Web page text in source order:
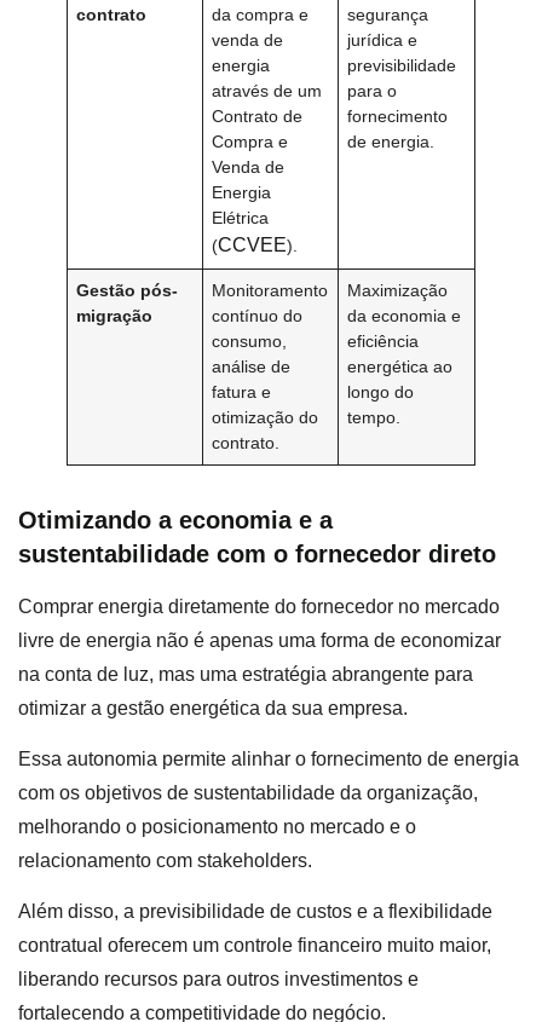
contrato
da compra e
venda de
energia
através de um
Contrato de
Compra e
Venda de
Energia
Elétrica
(CCVEE).
segurança
jurídica e
previsibilidade
para o
fornecimento
de energia.
Gestão pós-
migração
Monitoramento
contínuo do
consumo,
análise de
fatura e
otimização do
contrato.
Maximização
da economia e
eficiência
energética ao
longo do
tempo.
Otimizando a economia e a
sustentabilidade com o fornecedor direto
Comprar energia diretamente do fornecedor no mercado
livre de energia não é apenas uma forma de economizar
na conta de luz, mas uma estratégia abrangente para
otimizar a gestão energética da sua empresa.
Essa autonomia permite alinhar o fornecimento de energia
com os objetivos de sustentabilidade da organização,
melhorando o posicionamento no mercado e o
relacionamento com stakeholders.
Além disso, a previsibilidade de custos e a flexibilidade
contratual oferecem um controle financeiro muito maior,
liberando recursos para outros investimentos e
fortalecendo a competitividade do negócio.